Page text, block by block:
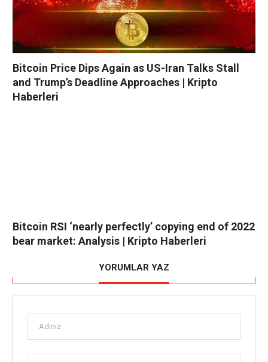
Bitcoin Price Dips Again as US-Iran Talks Stall
and Trump’s Deadline Approaches | Kripto
Haberleri
Bitcoin RSI ‘nearly perfectly’ copying end of 2022
bear market: Analysis | Kripto Haberleri
YORUMLAR YAZ